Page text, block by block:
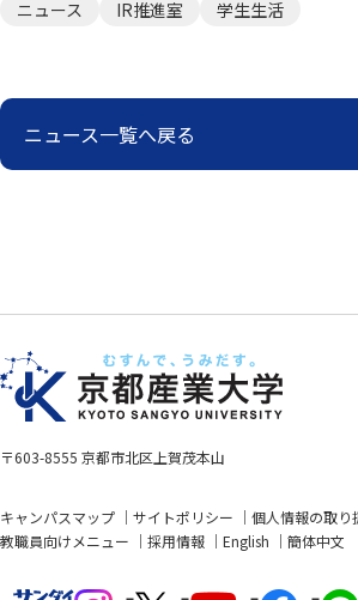
ニュース IR推進室 学生生活
ニュース一覧へ戻る
〒603-8555 京都市北区上賀茂本山
キャンパスマップ サイトポリシー
個人情報の取り
教職員向けメニュー
採用情報 English 簡体中文